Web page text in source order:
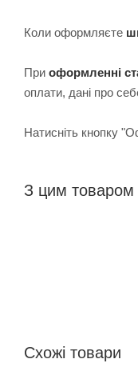
Коли оформляєте
При оформленні
оплати, дані про
Натисніть кнопку
З цим товаром
Схожі товари